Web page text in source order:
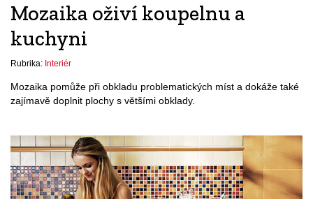
Mozaika oživí koupelnu a
kuchyni
Rubrika: Interiér
Mozaika pomůže při obkladu problematických míst a dokáže také
zajímavě doplnit plochy s většími obklady.